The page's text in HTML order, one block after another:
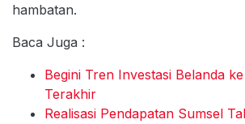
hambatan.
Baca Juga :
Begini Tren Investasi Belanda
Terakhir
Realisasi Pendapatan Sumsel